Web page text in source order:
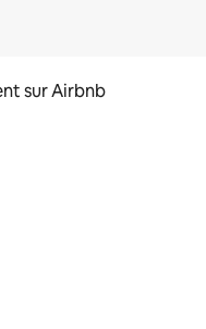
sur Airbnb